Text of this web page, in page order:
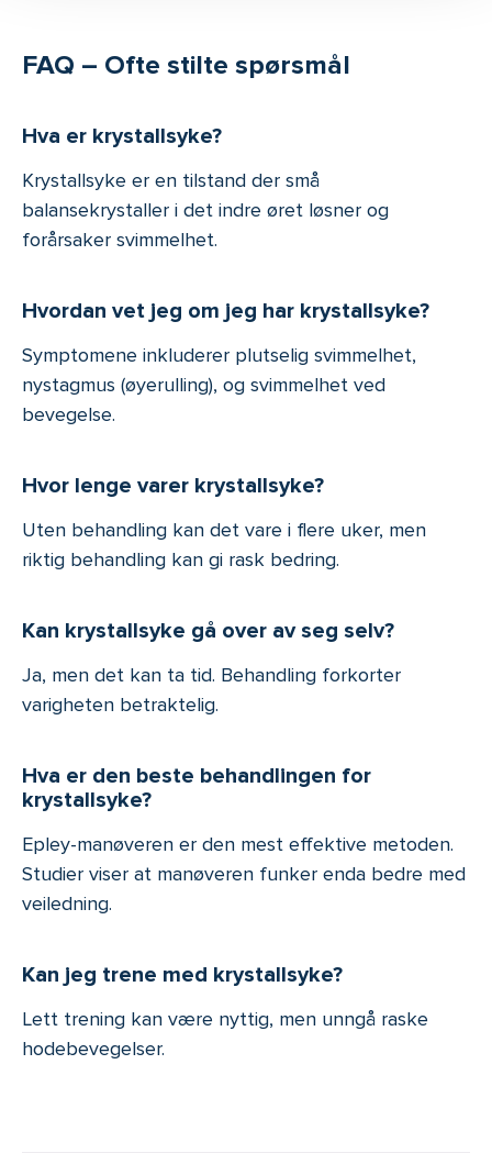
FAQ – Ofte stilte spørsmål
Hva er krystallsyke?
Krystallsyke er en tilstand der små
balansekrystaller i det indre øret løsner og
forårsaker svimmelhet.
Hvordan vet jeg om jeg har krystallsyke?
Symptomene inkluderer plutselig svimmelhet,
nystagmus (øyerulling), og svimmelhet ved
bevegelse.
Hvor lenge varer krystallsyke?
Uten behandling kan det vare i flere uker, men
riktig behandling kan gi rask bedring.
Kan krystallsyke gå over av seg selv?
Ja, men det kan ta tid. Behandling forkorter
varigheten betraktelig.
Hva er den beste behandlingen for
krystallsyke?
Epley-manøveren er den mest effektive metoden.
Studier viser at manøveren funker enda bedre med
veiledning.
Kan jeg trene med krystallsyke?
Lett trening kan være nyttig, men unngå raske
hodebevegelser.